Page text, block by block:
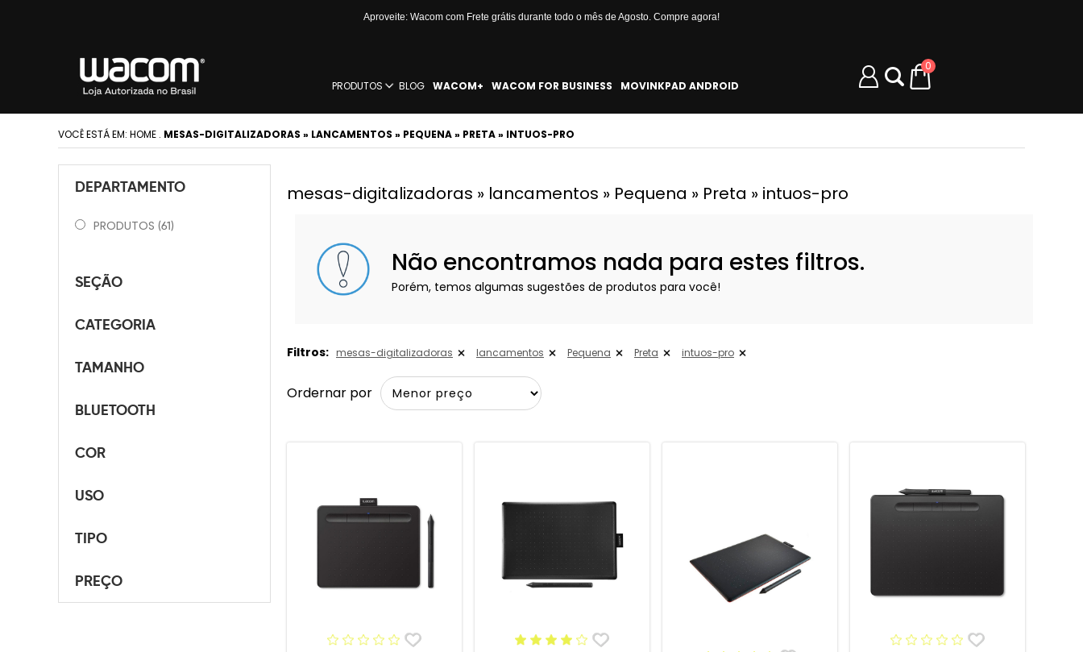
Aproveite: Wacom com Frete grátis durante todo o mês de Agosto. Compre agora!
PRODUTOS BLOG WACOM+ WACOM FOR BUSINESS MOVINKPAD ANDROID
0
VOCÊ ESTÁ EM: HOME . MESAS-DIGITALIZADORAS » LANCAMENTOS » PEQUENA » PRETA » INTUOS-PRO
DEPARTAMENTO
PRODUTOS (61)
SEÇÃO
CATEGORIA
TAMANHO
BLUETOOTH
COR
USO
TIPO
PREÇO
mesas-digitalizadoras » lancamentos » Pequena » Preta » intuos-pro
Não encontramos nada para estes filtros.
Porém, temos algumas sugestões de produtos para você!
Filtros: mesas-digitalizadoras lancamentos Pequena Preta intuos-pro
Ordernar por